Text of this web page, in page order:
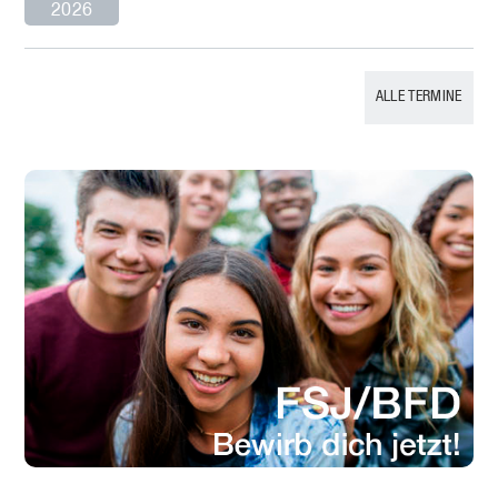
2026
ALLE TERMINE